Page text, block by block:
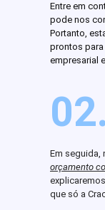
Entre em
pode nos
Portanto,
prontos para
empresarial
02.
Em seguida,
orçamento
que só a